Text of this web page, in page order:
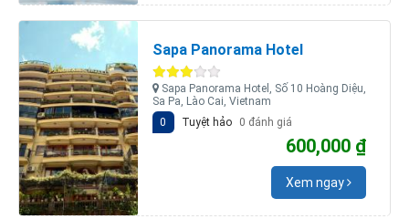
Sapa Panorama Hotel
Sapa Panorama Hotel, Số 10 Hoàng Diệu,
Sa Pa, Lào Cai, Vietnam
Tuyệt hảo
0 đánh giá
0
600,000 ₫
Xem ngay